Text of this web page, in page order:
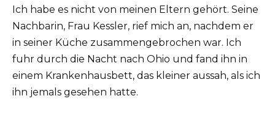
Ich habe es nicht von meinen Eltern gehört. Seine
Nachbarin, Frau Kessler, rief mich an, nachdem er
in seiner Küche zusammengebrochen war. Ich
fuhr durch die Nacht nach Ohio und fand ihn in
einem Krankenhausbett, das kleiner aussah, als ich
ihn jemals gesehen hatte.